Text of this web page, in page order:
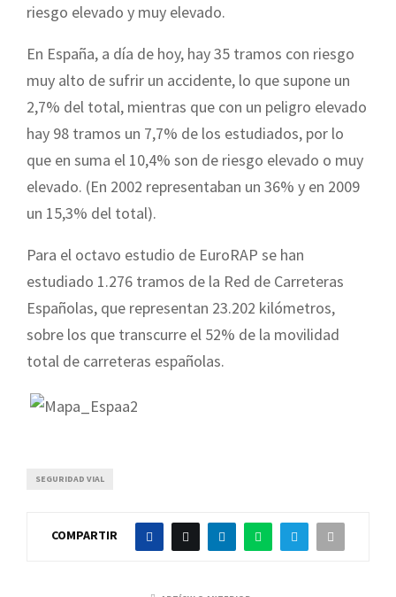
riesgo elevado y muy elevado.
En España, a día de hoy, hay 35 tramos con riesgo
muy alto de sufrir un accidente, lo que supone un
2,7% del total, mientras que con un peligro elevado
hay 98 tramos un 7,7% de los estudiados, por lo
que en suma el 10,4% son de riesgo elevado o muy
elevado. (En 2002 representaban un 36% y en 2009
un 15,3% del total).
Para el octavo estudio de EuroRAP se han
estudiado 1.276 tramos de la Red de Carreteras
Españolas, que representan 23.202 kilómetros,
sobre los que transcurre el 52% de la movilidad
total de carreteras españolas.
SEGURIDAD VIAL
COMPARTIR